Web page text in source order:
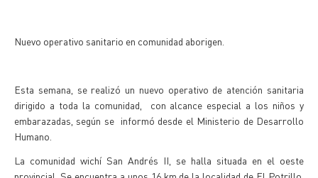
Nuevo operativo sanitario en comunidad aborigen.
Esta semana, se realizó un nuevo operativo de atención sanitaria
dirigido a toda la comunidad, con alcance especial a los niños y
embarazadas, según se informó desde el Ministerio de Desarrollo
Humano.
La comunidad wichí San Andrés II, se halla situada en el oeste